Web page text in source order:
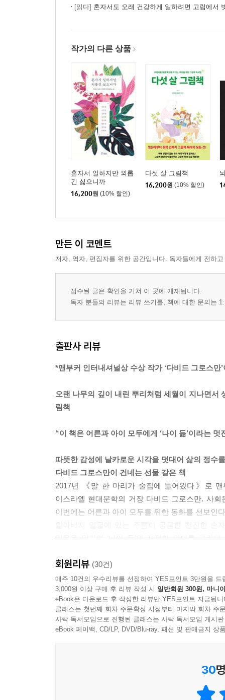
[읽다] 혼자서도 오래 건강하게 일하려면 고립에서 벗
작가의 다른 상품
혼자서 일하지만 외롭
긴 싫으니까
16,200원 (10% 할인)
다섯 살 그림책
16,200원 (10% 할인)
만든 이 코멘트
저자, 역자, 편집자를 위한 공간입니다. 독자들에게 전하
접수된 글은 확인을 거쳐 이 곳에 게재됩니다.
독자 분들의 리뷰는 리뷰 쓰기를, 책에 대한 문의는
출판사 리뷰
*맨부커 인터내셔널상 수상 작가 ‘다비드 그로스만
오랜 나무의 깊이 내린 뿌리처럼 세월이 지나면서
림책
“이 책은 어른과 아이 모두에게 ‘나이 듦’이라는 멋
따뜻한 감성에 날카로운 시각을 덧대어 삶의 정수
다비드 그로스만이 건네는 선물 같은 책
2017년 《말 한 마리가 술집에 들어왔다》로
이스라엘 현대문학의 거장 다비드 그로스만. 사
이번에는 어른과 아이 모두를 위한 동화를 선보인
있음을 말하며 ‘나이 듦’의 진정한 의미를 그린
일인지 들려주는 아름다운 동화다.
주름에 걸려 있는 행복과 슬픔, 그리고 한 사람의
“할아버지, 얼굴에 있는 주름은 어쩌다 생긴 거
노인이라면 당연하게 여겨지는 그들 얼굴, 목,
느껴졌을지도 모를 일이다.
노인에게 다가온 손자의 물음은 켜켜이 쌓인 주름
일 때문에 생긴단다. 행복한 일과 슬픈 일 때문
회원리뷰 (30건)
매주 10건의 우수리뷰를 선정하여 YES포인트 3만원을 드
3,000원 이상 구매 후 리뷰 작성 시 일반회원 300원, 마니
eBook은 다운로드 후 작성한 리뷰만 YES포인트 지급됩니
클래스는 첫번째 회차 주문확정 시점부터 마지막 회차 주
사락 독서모임으로 진행된 클래스는 사락 독서모임 게시
eBook 페이백, CD/LP, DVD/Blu-ray, 패션 및 판매금지 상
30